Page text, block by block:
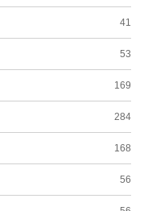
41
53
169
284
168
56